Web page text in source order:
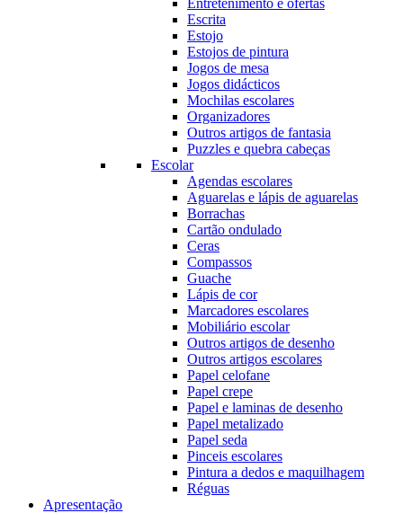
Entretenimento e ofertas
Escrita
Estojo
Estojos de pintura
Jogos de mesa
Jogos didácticos
Mochilas escolares
Organizadores
Outros artigos de fantasia
Puzzles e quebra cabeças
Escolar
Agendas escolares
Aguarelas e lápis de aguarelas
Borrachas
Cartão ondulado
Ceras
Compassos
Guache
Lápis de cor
Marcadores escolares
Mobiliário escolar
Outros artigos de desenho
Outros artigos escolares
Papel celofane
Papel crepe
Papel e laminas de desenho
Papel metalizado
Papel seda
Pinceis escolares
Pintura a dedos e maquilhagem
Réguas
Apresentação